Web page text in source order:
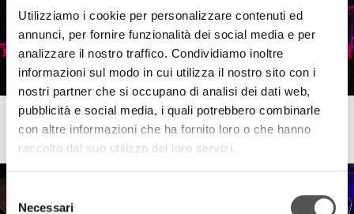
Utilizziamo i cookie per personalizzare contenuti ed
annunci, per fornire funzionalità dei social media e per
analizzare il nostro traffico. Condividiamo inoltre
informazioni sul modo in cui utilizza il nostro sito con i
nostri partner che si occupano di analisi dei dati web,
pubblicità e social media, i quali potrebbero combinarle
con altre informazioni che ha fornito loro o che hanno
raccolto dal suo utilizzo dei loro servizi.
delNecessari
Disanima Piano
Simonetti's Goblin